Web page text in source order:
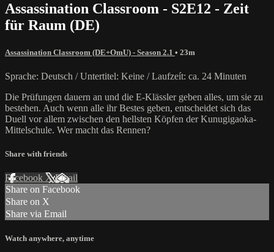
Assassination Classroom - S2E12 - Zeit
für Raum (DE)
Assassination Classroom (DE+OmU) - Season 2.1 • 23m
Sprache: Deutsch / Untertitel: Keine / Laufzeít: ca. 24 Minuten
Die Prüfungen dauern an und die E-Klässler geben alles, um sie zu
bestehen. Auch wenn alle ihr Bestes geben, entscheidet sich das
Duell vor allem zwischen den hellsten Köpfen der Kunugigaoka-
Mittelschule. Wer macht das Rennen?
Share with friends
Facebook XEmail
Share on Facebook
Share on X
Share via Email
Watch anywhere, anytime